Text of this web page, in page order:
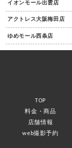
イオンモール出雲店
アクトレス大阪梅田店
ゆめモール西条店
TOP
料金・商品
店舗情報
web撮影予約